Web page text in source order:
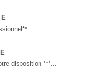
disposition ***...